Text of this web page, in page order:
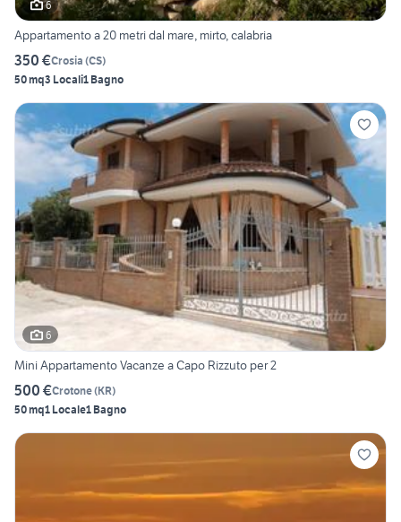
6
Appartamento a 20 metri dal mare, mirto, calabria
350 €Crosia (CS)
50 mq3 Locali1 Bagno
6
Mini Appartamento Vacanze a Capo Rizzuto per 2
500 €Crotone(KR)
50 mq1 Locale1 Bagno